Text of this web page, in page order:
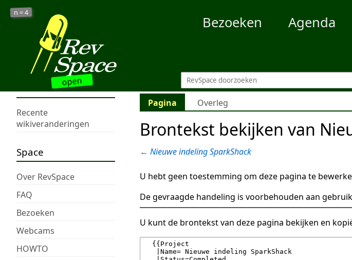
open
n =4
Bezoeken Agenda
Recente
wikiveranderingen
Space
Over RevSpace
FAQ
Bezoeken
Webcams
HOWTO
Pagina Overleg
Brontekst bekijken van
← Nieuwe indeling SparkShack
U hebt geen toestemming om deze pagina te
De gevraagde handeling is voorbehouden aan
U kunt de brontekst van deze pagina bekijken en